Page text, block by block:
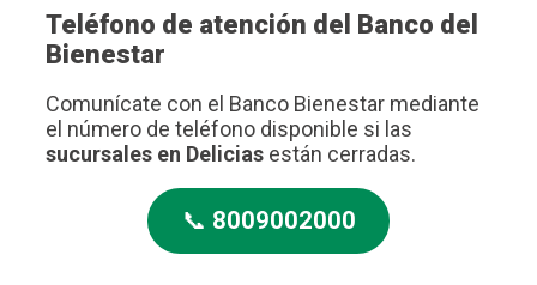
Teléfono de atención del Banco del
Bienestar
Comunícate con el Banco Bienestar mediante
el número de teléfono disponible si las
sucursales en Delicias están cerradas.
📞 8009002000